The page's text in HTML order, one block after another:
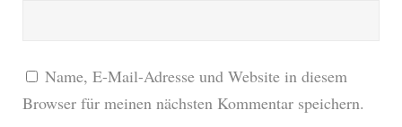
Name, E-Mail-Adresse und Website in diesem
Browser für meinen nächsten Kommentar speichern.